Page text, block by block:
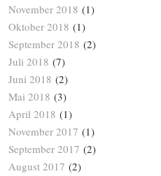
November 2018 (1)
Oktober 2018 (1)
September 2018 (2)
Juli 2018 (7)
Juni 2018 (2)
Mai 2018 (3)
April 2018 (1)
November 2017 (1)
September 2017 (2)
August 2017 (2)